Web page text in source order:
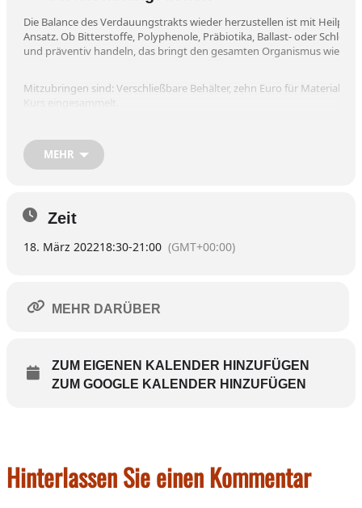
Die Balance des Verdauungstrakts wieder herzustellen ist mit
Ansatz. Ob Bitterstoffe, Polyphenole, Präbiotika, Ballast- oder
und präventiv handeln, das bringt den gesamten Organismus wieder
Mitzubringen sind: Verschließbare Behälter, zehn Euro für Material-
Kursgebühr: 17 Euro.
MEHR
Zeit
18. März 202218:30-21:00 (GMT+00:00)
MEHR DARÜBER
ZUM EIGENEN KALENDER HINZUFÜGEN
ZUM GOOGLE KALENDER HINZUFÜGEN
Hinterlassen Sie einen Kommentar